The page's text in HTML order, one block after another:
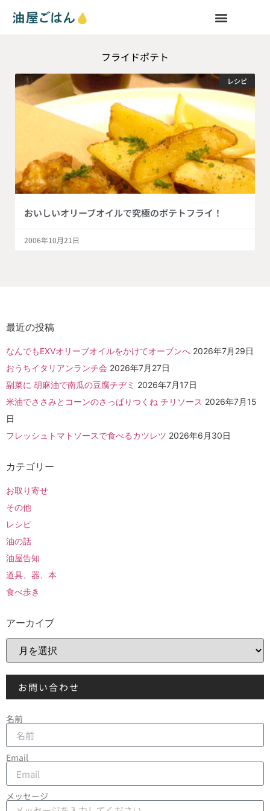
フライドポテト
レシピ
おいしいオリーブオイルで究極のポテトフライ！
2006年10月21日
最近の投稿
なんでもEXVオリーブオイルをかけてオーブンへ 2026年7月29日
おうちイタリアンランチ会 2026年7月27日
副菜に 胡麻油で南瓜の豆腐チヂミ 2026年7月17日
米油でささみとコーンのさっぱりつくね チリソース 2026年7月15
日
フレッシュトマトソースで食べるカツレツ 2026年6月30日
カテゴリー
お取り寄せ
その他
レシピ
油の話
油屋告知
道具、器、本
食べ歩き
アーカイブ
お問い合わせ
名前
Email
メッセージ